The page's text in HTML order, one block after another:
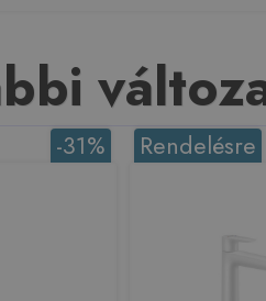
-31% Rendelésre